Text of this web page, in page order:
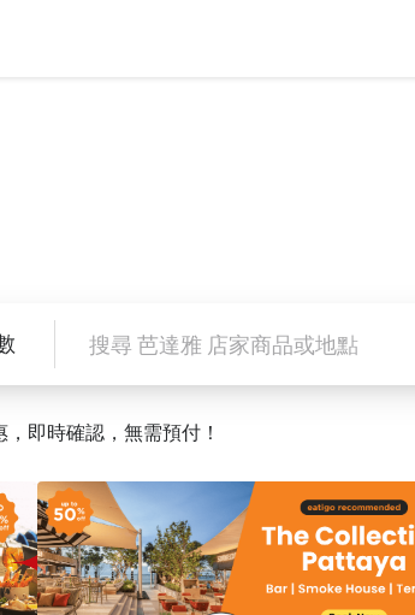
搜尋 芭達雅 店家商品或地點
即時確認，無需預付！